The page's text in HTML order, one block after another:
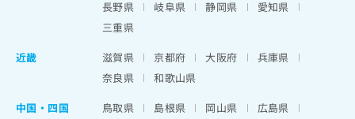
長野県
岐阜県 静岡県
愛知県
三重県
近畿
滋賀県 京都府 大阪府
兵庫県
奈良県
和歌山県
中国・四国
鳥取県 島根県 岡山県
広島県